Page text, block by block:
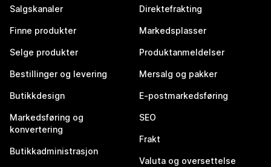
Salgskanaler
Finne produkter
Selge produkter
Bestillinger og levering
Butikkdesign
Markedsføring og
konvertering
Butikkadministrasjon
Direktefrakting
Markedsplasser
Produktanmeldelser
Mersalg og pakker
E-postmarkedsføring
SEO
Frakt
Valuta og oversettelse